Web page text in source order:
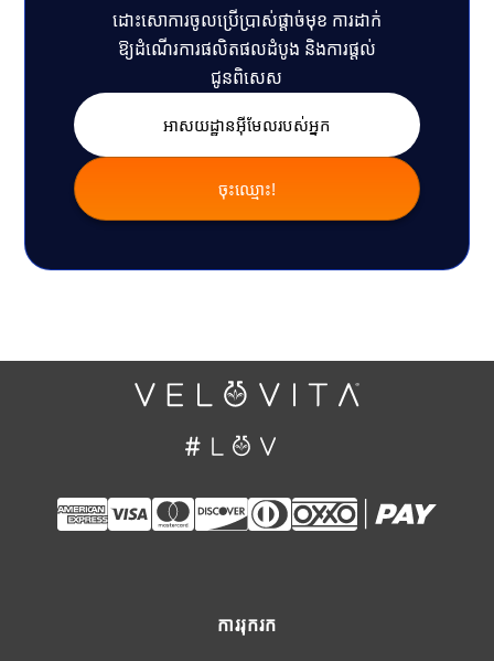
ដោះសោការចូលប្រើប្រាស់ផ្តាច់មុខ ការដាក់
ឱ្យដំណើរការផលិតផលដំបូង និងការផ្តល់
ជូនពិសេស
ការរុករក